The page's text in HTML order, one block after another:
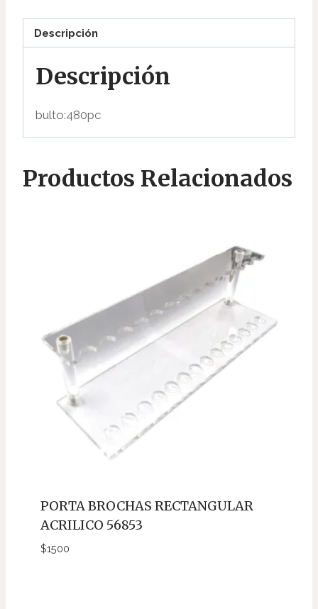
Descripción
Descripción
bulto:480pc
Productos Relacionados
PORTA BROCHAS RECTANGULAR
ACRILICO 56853
$1500